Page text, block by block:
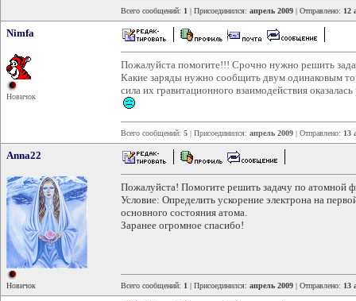
Всего сообщений: 1 | Присоединился: апрель 2009 | Отправлено: 12
Nimfa
Новичок
Пожалуйста помогите!!! Срочно нужно решить
Какие заряды нужно сообщить двум одинаковым
сила их гравитационного взаимодействия
Всего сообщений: 5 | Присоединился: апрель 2009 | Отправлено: 13
Anna22
Новичок
Пожалуйста! Помогите решить задачу по атомной
Условие: Определить ускорение электрона на
основного состояния атома.
Заранее огромное спасибо!
Всего сообщений: 1 | Присоединился: апрель 2009 | Отправлено: 13